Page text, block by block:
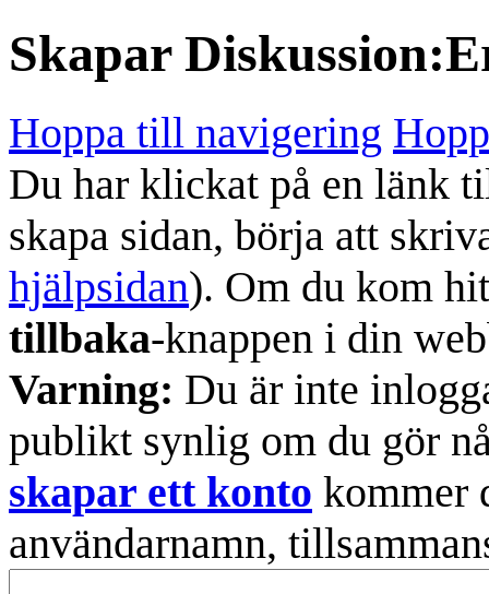
Skapar
Hoppa till navigering
Du har klickat på en länk
skapa sidan, börja att
hjälpsidan). Om du kom
tillbaka-knappen i din
Varning: Du är inte
publikt synlig om du gör
skapar ett konto kommer
användarnamn,